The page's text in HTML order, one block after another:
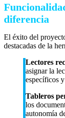
diferencia
El éxito del
destacadas de la
Lectores
asignar la
específicos
Tableros
los
autonomía